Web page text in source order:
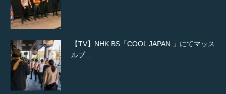
【TV】NHK BS「COOL JAPAN 」にてマッス
ルプ…